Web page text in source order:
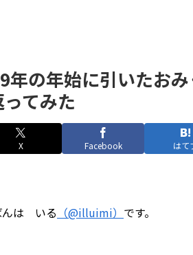
年の年始に引いたお
ってみた
X Facebook はて
んは いる （@illuimi） です。